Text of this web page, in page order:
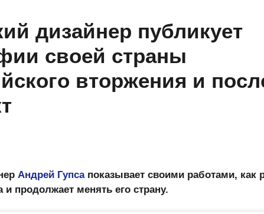
дизайнер публикует
своей страны
вторжения и
Андрей Гупсапоказывает своими работами, как
и продолжает менять его страну.